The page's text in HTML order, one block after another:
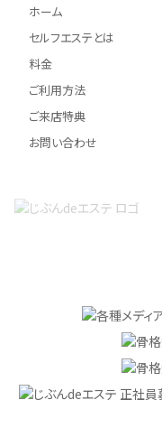
ホーム
セルフエステとは
料金
ご利用方法
ご来店特典
お問い合わせ